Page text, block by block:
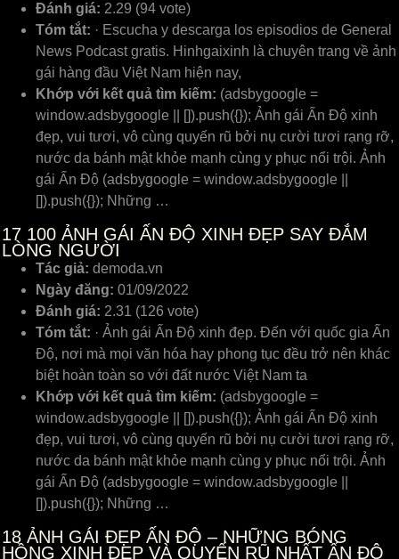
Đánh giá: 2.29 (94 vote)
Tóm tắt: · Escucha y descarga los episodios de General
News Podcast gratis. Hinhgaixinh là chuyên trang về ảnh
gái hàng đầu Việt Nam hiện nay,
Khớp với kết quả tìm kiếm: (adsbygoogle =
window.adsbygoogle || []).push({}); Ảnh gái Ấn Độ xinh
đẹp, vui tươi, vô cùng quyến rũ bởi nụ cười tươi rạng rỡ,
nước da bánh mật khỏe mạnh cùng y phục nổi trội. Ảnh
gái Ấn Độ (adsbygoogle = window.adsbygoogle ||
[]).push({}); Những …
17 100 ẢNH GÁI ẤN ĐỘ XINH ĐẸP SAY ĐẮM
LÒNG NGƯỜI
Tác giả: demoda.vn
Ngày đăng: 01/09/2022
Đánh giá: 2.31 (126 vote)
Tóm tắt: · Ảnh gái Ấn Độ xinh đẹp. Đến với quốc gia Ấn
Độ, nơi mà mọi văn hóa hay phong tục đều trở nên khác
biệt hoàn toàn so với đất nước Việt Nam ta
Khớp với kết quả tìm kiếm: (adsbygoogle =
window.adsbygoogle || []).push({}); Ảnh gái Ấn Độ xinh
đẹp, vui tươi, vô cùng quyến rũ bởi nụ cười tươi rạng rỡ,
nước da bánh mật khỏe mạnh cùng y phục nổi trội. Ảnh
gái Ấn Độ (adsbygoogle = window.adsbygoogle ||
[]).push({}); Những …
18 ẢNH GÁI ĐẸP ẤN ĐỘ – NHỮNG BÓNG
HỒNG XINH ĐẸP VÀ QUYẾN RŨ NHẤT ẤN ĐỘ